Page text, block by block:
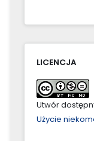
LICENCJA
Utwór
Użycie